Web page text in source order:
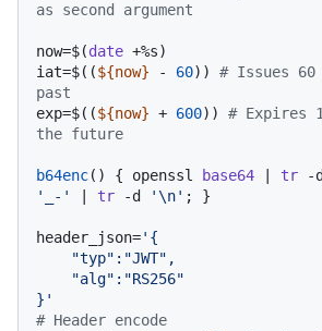
as second argument
now=$(date +%s)
iat=$((${now} - 60)) # Issues
past
exp=$((${now} + 600)) # Expires
the future
b64enc() { openssl base64 tr -
'_-'
tr -d '\n' ; }
header_json='{
}'
# Header encode